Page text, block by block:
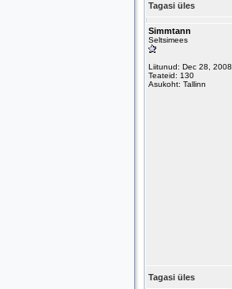
Tagasi üles
Simmtann
Seltsimees
Liitunud: Dec 28, 2008
Teateid: 130
Asukoht: Tallinn
Tagasi üles